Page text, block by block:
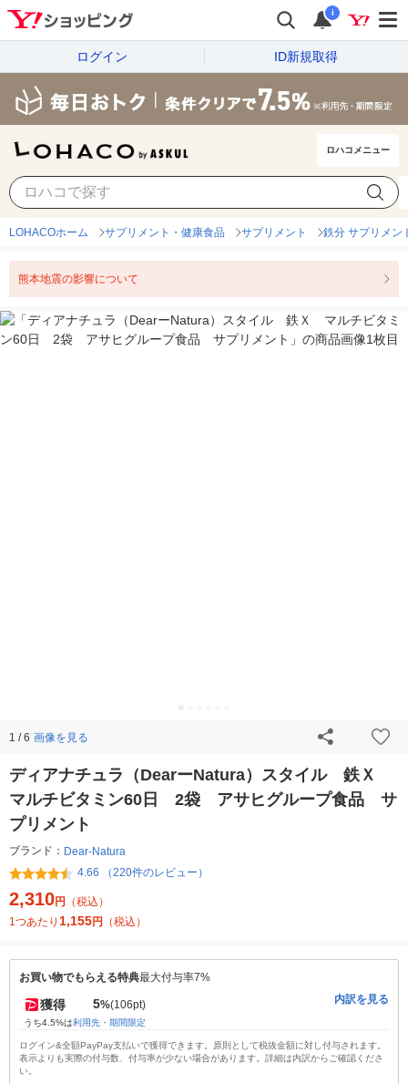
i
ログイン ID新規取得
ロハコメニュー
LOHACOホーム サプリメント・健康食品 サプリメント 鉄分 サプリメン
熊本地震の影響について
1 / 6 画像を見る
ディアナチュラ（DearーNatura）スタイル 鉄Ｘ
マルチビタミン60日 2袋 アサヒグループ食品 サ
プリメント
ブランド： Dear-Natura
4.66 （220件のレビュー）
2,310円
（税込）
1つあたり 1,155円 （税込）
お買い物でもらえる特典最大付与率7%
獲得 5%(106pt)
うち4.5%は利用先・期間限定
内訳を見る
ログイン&全額PayPay支払いで獲得できます。原則として税抜金額に対し付与されます。
表示よりも実際の付与数、付与率が少ない場合があります。詳細は内訳からご確認くださ
い。